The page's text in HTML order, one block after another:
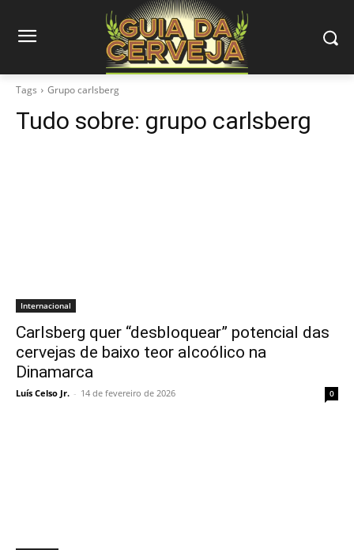
Tags Grupo carlsberg
Tudo sobre: grupo carlsberg
Internacional
Carlsberg quer “desbloquear” potencial das
cervejas de baixo teor alcoólico na
Dinamarca
Luís Celso Jr. - 14 de fevereiro de 2026 0